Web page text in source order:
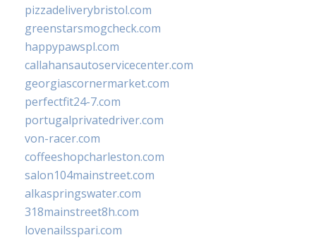
pizzadeliverybristol.com
greenstarsmogcheck.com
happypawspl.com
callahansautoservicecenter.com
georgiascornermarket.com
perfectfit24-7.com
portugalprivatedriver.com
von-racer.com
coffeeshopcharleston.com
salon104mainstreet.com
alkaspringswater.com
318mainstreet8h.com
lovenailsspari.com